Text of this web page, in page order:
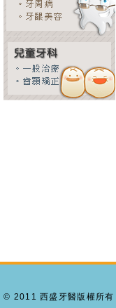
© 2011 西盛牙醫版權所